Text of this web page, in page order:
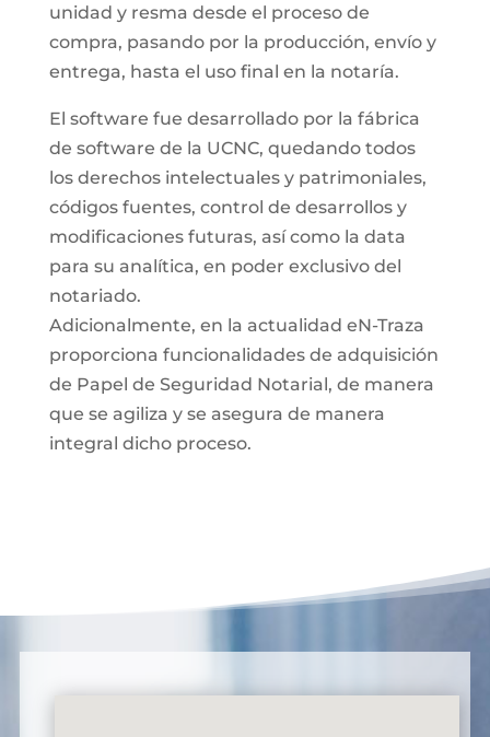
unidad y resma desde el proceso de
compra, pasando por la producción, envío y
entrega, hasta el uso final en la notaría.
El software fue desarrollado por la fábrica
de software de la UCNC, quedando todos
los derechos intelectuales y patrimoniales,
códigos fuentes, control de desarrollos y
modificaciones futuras, así como la data
para su analítica, en poder exclusivo del
notariado.
Adicionalmente, en la actualidad eN-Traza
proporciona funcionalidades de adquisición
de Papel de Seguridad Notarial, de manera
que se agiliza y se asegura de manera
integral dicho proceso.